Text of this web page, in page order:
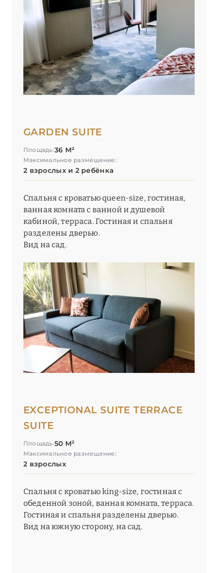
GARDEN SUITE
Площадь:36 М²
Максимальное размещение:
2 взрослых и 2 ребёнка
Спальня с кроватью queen-size, гостиная,
ванная комната с ванной и душевой
кабиной, терраса. Гостиная и спальня
разделены дверью.
Вид на сад.
EXCEPTIONAL SUITE TERRACE
SUITE
Площадь:50 М²
Максимальное размещение:
2 взрослых
Спальня с кроватью king-size, гостиная с
обеденной зоной, ванная комната, терраса.
Гостиная и спальня разделены дверью.
Вид на южную сторону, на сад.